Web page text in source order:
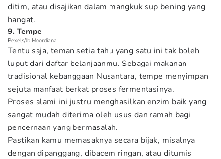
ditim, atau disajikan dalam mangkuk sup bening yang
hangat.
9. Tempe
Pexels/Jb Moordiana
Tentu saja, teman setia tahu yang satu ini tak boleh
luput dari daftar belanjaanmu. Sebagai makanan
tradisional kebanggaan Nusantara, tempe menyimpan
sejuta manfaat berkat proses fermentasinya.
Proses alami ini justru menghasilkan enzim baik yang
sangat mudah diterima oleh usus dan ramah bagi
pencernaan yang bermasalah.
Pastikan kamu memasaknya secara bijak, misalnya
dengan dipanggang, dibacem ringan, atau ditumis